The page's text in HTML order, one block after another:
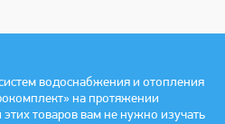
водоснабжения и отопления
на протяжении
товаров вам не нужно изучать